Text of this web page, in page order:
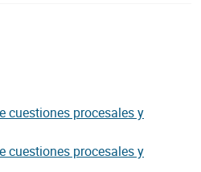
cuestiones procesales y
cuestiones procesales y